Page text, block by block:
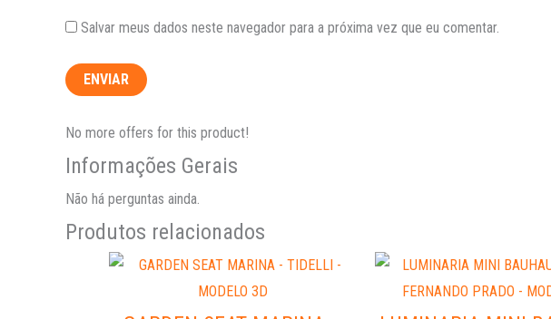
Salvar meus dados neste navegador para a próxima vez que eu comentar.
No more offers for this product!
Informações Gerais
Não há perguntas ainda.
Produtos relacionados